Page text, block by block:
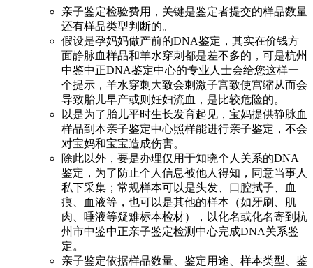
亲子鉴定检验费用，关键是鉴定者提交的样品数量
还有样品类型判断的。
假设是孕妈妈做产前的DNA鉴定，其实在价钱方
面静脉血样品和羊水穿刺都是差不多的，可是杭州
中鉴中正DNA鉴定中心的专业人士会给您这样一
个提示，羊水穿刺大致会刺激子宫致使宫缩从而会
导致胎儿早产或则妊妇流血，是比较危险的。
以是为了胎儿平时生长发育起见，宝妈提供静脉血
样品到本亲子鉴定中心照样能进行亲子鉴定，不会
对宝妈和宝宝造成伤害。
除此以外，要是办理仅用于知晓个人关系的DNA
鉴定，为了防止个人信息被他人得知，同意当事人
私下采集；常规样本可以是头发、口腔拭子、血
痕、血液等，也可以是其他的样本（如牙刷、肌
肉、唾液等疑难标本检材），以化名或化名寄到杭
州市中鉴中正亲子鉴定检测中心完成DNA关系鉴
定。
亲子鉴定依据样品数量、鉴定用途、样本类型、鉴